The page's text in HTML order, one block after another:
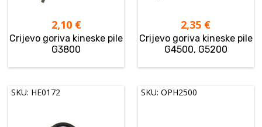
2,10 €
Crijevo goriva kineske pile
G3800
2,35 €
Crijevo goriva kineske pile
G4500, G5200
SKU: HE0172 SKU: OPH2500